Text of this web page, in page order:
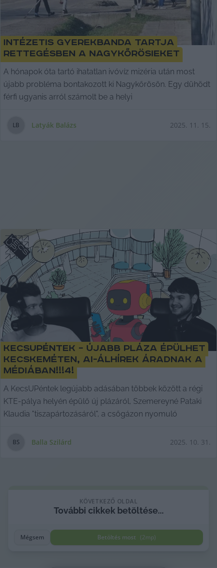
Intézetis gyerekbanda tartja
rettegésben a nagykőrösieket
A hónapok óta tartó ihatatlan ivóvíz mizéria után most
újabb probléma bontakozott ki Nagykőrösön. Egy dühödt
férfi ugyanis arról számolt be a helyi
LB Latyák Balázs 2025. 11. 15.
KecsUPéntek – Újabb pláza épülhet
Kecskeméten, AI-álhírek áradnak a
médiában!!!4!
A KecsUPéntek legújabb adásában többek között a régi
KTE-pálya helyén épülő új plázáról, Szemereyné Pataki
Klaudia "tiszapártozásáról", a csőgázon nyomuló
BS Balla Szilárd 2025. 10. 31.
KÖVETKEZŐ OLDAL
További cikkekbetöltése...
Mégsem Betöltés most (2mp)